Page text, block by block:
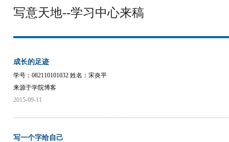
写意天地--学习中心来稿
成长的足迹
学号：082110101032 姓名：宋炎平
来源于学院博客
2015-09-11
写一个字给自己